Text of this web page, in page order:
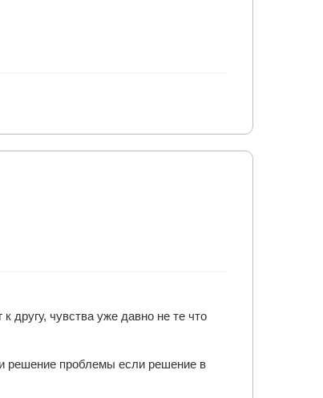
другу, чувства уже давно не те что
решение проблемы если решение в